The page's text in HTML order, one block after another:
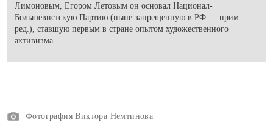
Лимоновым, Егором Летовым он основал Национал-
Большевистскую Партию (ныне запрещенную в РФ — прим.
ред.), ставшую первым в стране опытом художественного
активизма.
Фотография Виктора Немтинова